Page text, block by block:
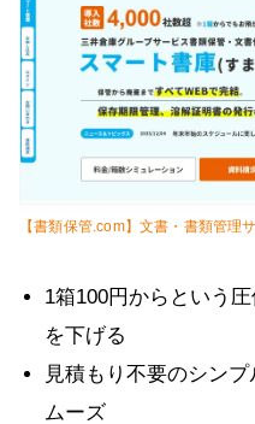
【書類保管.com】文書・書類管理
1箱100円からという
を下げる
見積もり不要のシン
ムーズ